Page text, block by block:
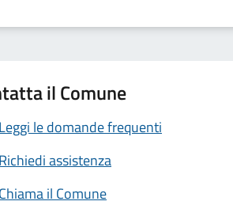
il Comune
le domande frequenti
assistenza
il Comune